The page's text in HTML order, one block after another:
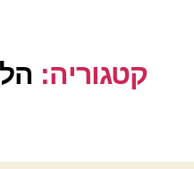
קטגוריה: